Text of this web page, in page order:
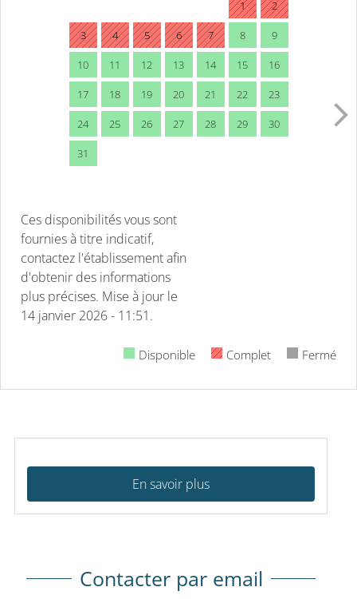
1 2
3 4 5 6 7 8 9
10 11 12 13 14 15 16
17 18 19 20 21 22 23
24 25 26 27 28 29 30
31
Ces disponibilités vous sont
fournies à titre indicatif,
contactez l'établissement afin
d'obtenir des informations
plus précises. Mise à jour le
14 janvier 2026 - 11:51.
Disponible Complet Fermé
En savoir plus
Contacter par email